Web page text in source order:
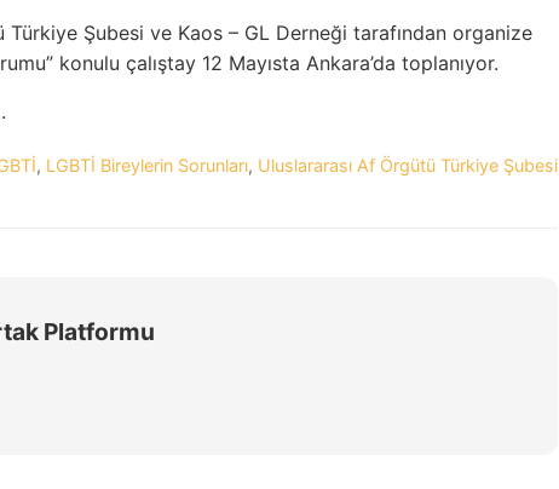
Türkiye Şubesi ve Kaos – GL Derneği tarafından organize
konulu çalıştay 12 Mayısta Ankara’da toplanıyor.
, LGBTİ Bireylerin Sorunları, Uluslararası Af Örgütü Türkiye Şubesi
Platformu